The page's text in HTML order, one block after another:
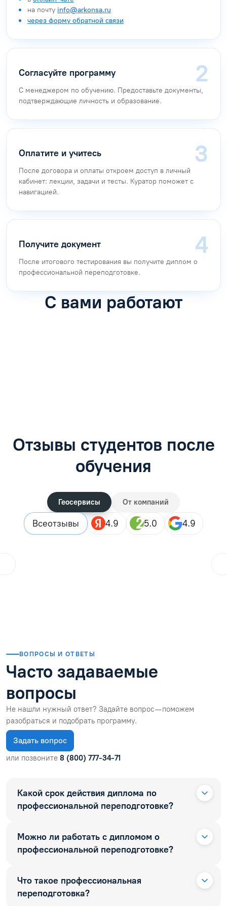
на почту info@arkonsa.ru
через форму обратной связи
Согласуйте программу
С менеджером по обучению. Предоставьте документы,
подтверждающие личность и образование.
Оплатите и учитесь
После договора и оплаты откроем доступ в личный
кабинет: лекции, задачи и тесты. Куратор поможет с
навигацией.
Получите документ
После итогового тестирования вы получите диплом о
профессиональной переподготовке.
С вами работают
Отзывы студентов после
обучения
Геосервисы От компаний
Всеотзывы 4.9 5.0 4.9
ВОПРОСЫ И ОТВЕТЫ
Часто задаваемые
вопросы
Не нашли нужный ответ? Задайте вопрос — поможем
разобраться и подобрать программу.
Задать вопрос
или позвоните 8 (800) 777-34-71
Какой срок действия диплома по
профессиональной переподготовке?
Можно ли работать с дипломом о
профессиональной переподготовке?
Что такое профессиональная
переподготовка?